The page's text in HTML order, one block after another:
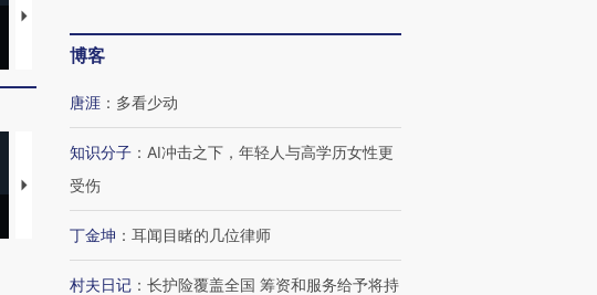
视线｜“入侵”还是“人道危
机”？难民潮撕裂西班牙
飞地休达
128毫米 紧急转移近
雨 3小时累计雨量超80毫
【推广】走进第四届链博
会，让数智科技“链”接产
【特别呈现】寻找100种
有意思的生活方式·第三对
CFO：不靠规模取胜，华
博客
唐涯 ： 多看少动
知识分子 ： AI冲击之下，年轻人与高学历女性更
受伤
丁金坤 ： 耳闻目睹的几位律师
村夫日记 ： 长护险覆盖全国 筹资和服务给予将持